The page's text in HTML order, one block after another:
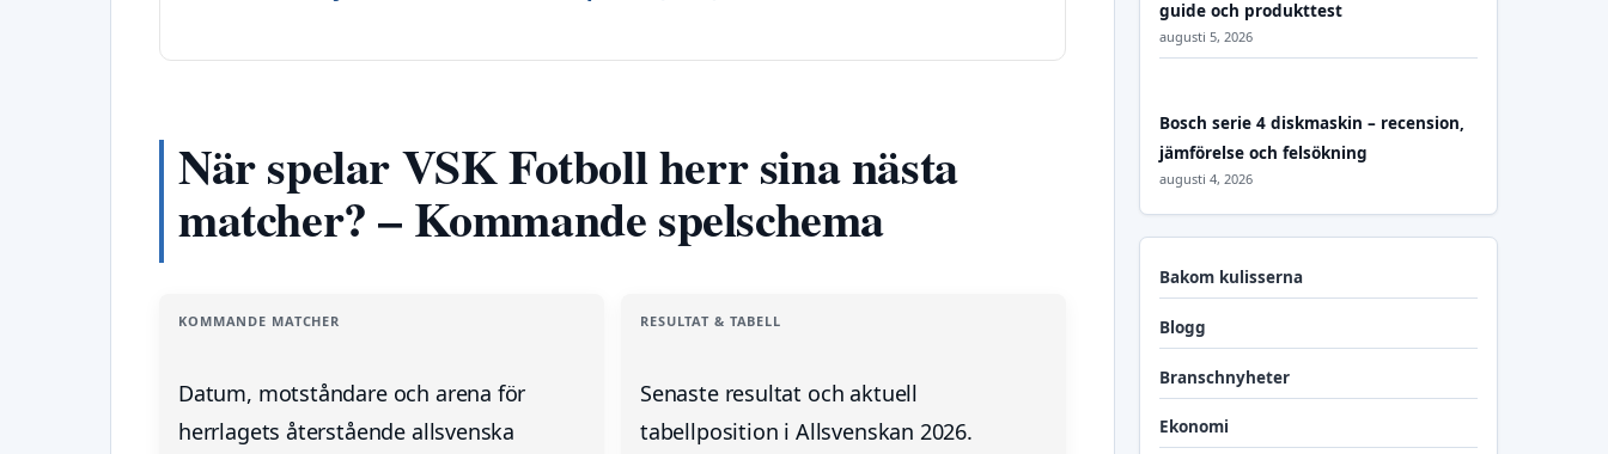
När spelar VSK Fotboll herr sina nästa
matcher? – Kommande spelschema
KOMMANDE MATCHER
Datum, motståndare och arena för
herrlagets återstående allsvenska
RESULTAT & TABELL
Senaste resultat och aktuell
tabellposition i Allsvenskan 2026.
guide och produkttest
augusti 5, 2026
Bosch serie 4 diskmaskin – recension,
jämförelse och felsökning
augusti 4, 2026
Bakom kulisserna
Blogg
Branschnyheter
Ekonomi